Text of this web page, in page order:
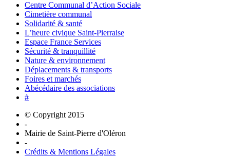
Centre Communal d’Action Sociale
Cimetière communal
Solidarité & santé
L’heure civique Saint-Pierraise
Espace France Services
Sécurité & tranquillité
Nature & environnement
Déplacements & transports
Foires et marchés
Abécédaire des associations
#
© Copyright 2015
-
Mairie de Saint-Pierre d'Oléron
-
Crédits & Mentions Légales